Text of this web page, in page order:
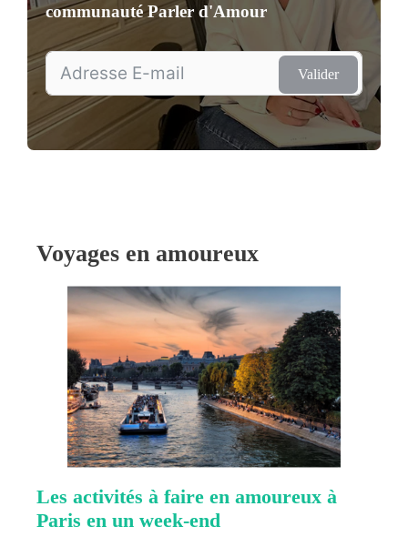
communautéParler d'Amour
Valider
Voyages en amoureux
Les activités à faire en amoureux à
Paris en un week-end